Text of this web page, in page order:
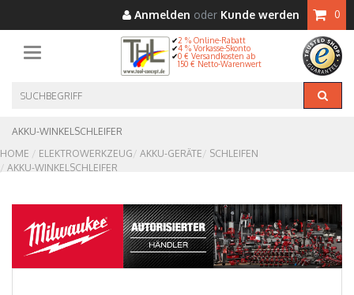
Anmelden oder Kunde werden 0
Toggle navigation
2 % Online-Rabatt
4 % Vorkasse-Skonto
0 € Versandkosten ab
150 € Netto-Warenwert
AKKU-WINKELSCHLEIFER
HOME
ELEKTROWERKZEUG AKKU-GERÄTE
SCHLEIFEN
AKKU-WINKELSCHLEIFER